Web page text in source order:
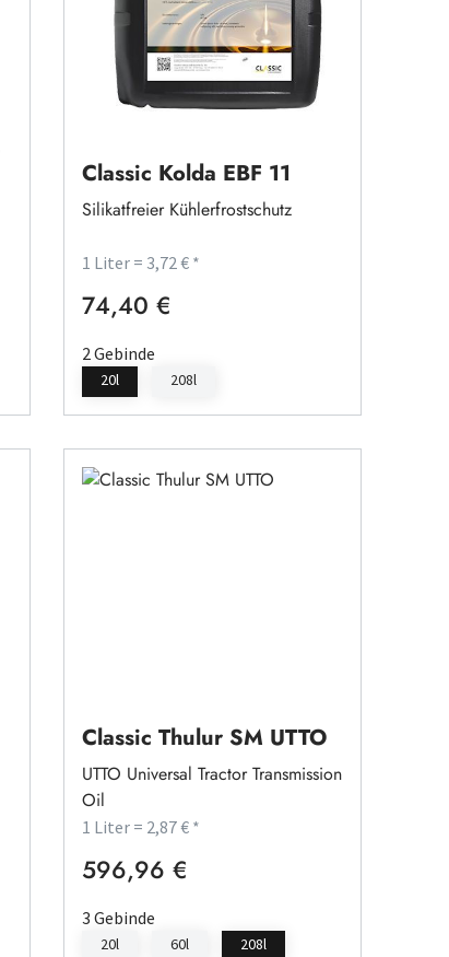
Classic Kolda EBF 11
Silikatfreier Kühlerfrostschutz
1 Liter = 3,72 € *
Regulärer Preis:
74,40 €
2 Gebinde
20l 208l
Classic Thulur SM UTTO
UTTO Universal Tractor Transmission
Oil
1 Liter = 2,87 € *
Regulärer Preis:
596,96 €
3 Gebinde
20l 60l 208l